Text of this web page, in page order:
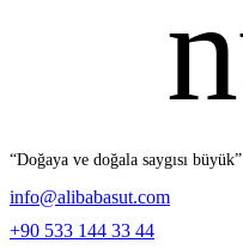
“Doğaya ve doğala saygısı büyük”
info@alibabasut.com
+90 533 144 33 44